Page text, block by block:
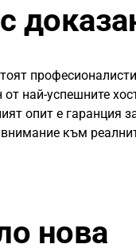
най-успешните
опит е гаранция
внимание към
нова